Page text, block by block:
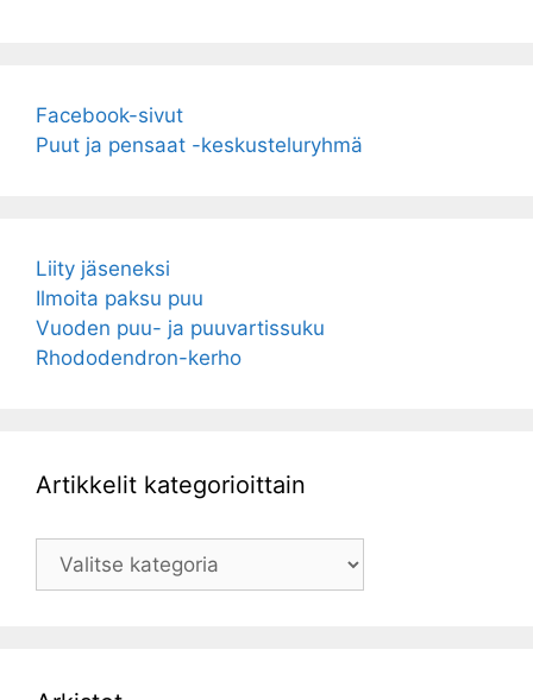
Facebook-sivut
Puut ja pensaat -keskusteluryhmä
Liity jäseneksi
Ilmoita paksu puu
Vuoden puu- ja puuvartissuku
Rhododendron-kerho
Artikkelit kategorioittain
Artikkelit